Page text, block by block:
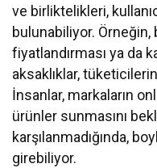
ve birliktelikleri,
bulunabiliyor.
fiyatlandırması ya da
aksaklıklar,
İnsanlar, markaların
ürünler sunmasını
karşılanmadığında,
girebiliyor.